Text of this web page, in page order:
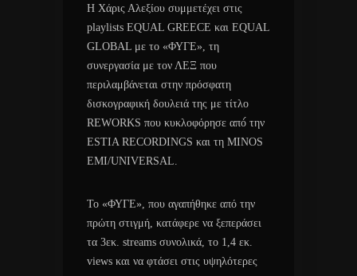
Η Χάρις Αλεξίου συμμετέχει στις
playlists EQUAL GREECE και EQUAL
GLOBAL με το «ΦΥΓΕ», τη
συνεργασία με τον ΛΕΞ που
περιλαμβάνεται στην πρόσφατη
δισκογραφική δουλειά της με τίτλο
REWORKS που κυκλοφόρησε από́ την
ESTIA RECORDINGS και τη MINOS
EMI/UNIVERSAL.
Το «ΦΥΓΕ», που αγαπήθηκε από την
πρώτη στιγμή, κατάφερε να ξεπεράσει
τα 3εκ. streams συνολικά, το 1,4 εκ.
views και να φτάσει στις υψηλότερες